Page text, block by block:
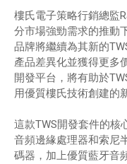
樓氏電子策略行銷總監
分市場強勁需求的推動
品牌將繼續為其新的
產品差異化並獲得更多
開發平台，將有助於
用優質樓氏技術創建的
這款TWS開發套件的核
音頻邊緣處理器和索尼
碼器，加上優質藍牙音